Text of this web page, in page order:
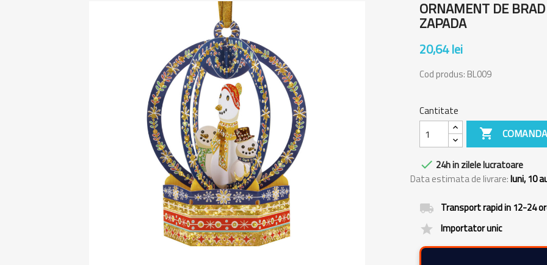
ORNAMENT DE
ZAPADA
20,64 lei
Cod produs: BL009
Cantitate

 24h in zilele lucratoare
Data estimata de livrare:luni, 10
local_shipping Transport rapid in 12-24
grade Importator unic